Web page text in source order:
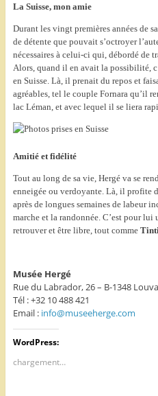
La Suisse, mon amie
Durant les vingt premières années de
de détente que pouvait s’octroyer
nécessaires à celui-ci qui, débordé de
Alors, quand il en avait la possibilité,
en Suisse. Là, il prenait du repos et
agréables, tel le couple Fornara qu’il
lac Léman, et avec lequel il se liera
Amitié et fidélité
Tout au long de sa vie, Hergé va se
enneigée ou verdoyante. Là, il profite
après de longues semaines de labeur
marche et la randonnée. C’est pour
retrouver et être libre, tout comme
Musée Hergé
Rue du Labrador, 26 – B-1348
Tél : +32 10 488 421
Email : info@museeherge.com
WordPress:
chargement…